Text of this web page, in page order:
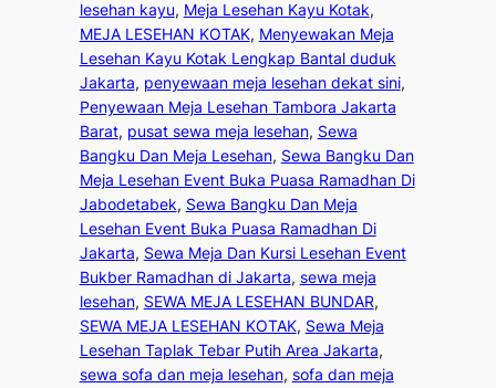
lesehan kayu, Meja Lesehan Kayu Kotak
MEJA LESEHAN KOTAK, Menyewakan Meja
Lesehan Kayu Kotak Lengkap Bantal duduk
Jakarta, penyewaan meja lesehan dekat sini
Penyewaan Meja Lesehan Tambora Jakarta
Barat, pusat sewa meja lesehan, Sewa
Bangku Dan Meja Lesehan, Sewa Bangku Dan
Meja Lesehan Event Buka Puasa Ramadhan Di
Jabodetabek, Sewa Bangku Dan Meja
Lesehan Event Buka Puasa Ramadhan Di
Jakarta, Sewa Meja Dan Kursi Lesehan Event
Bukber Ramadhan di Jakarta, sewa meja
lesehan, SEWA MEJA LESEHAN BUNDAR
SEWA MEJA LESEHAN KOTAK, Sewa Meja
Lesehan Taplak Tebar Putih Area Jakarta
sewa sofa dan meja lesehan, sofa dan meja